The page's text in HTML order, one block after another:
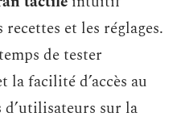
et les réglages.
de tester
la facilité d’accès au
d’utilisateurs sur la